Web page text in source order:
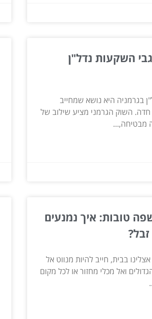
השקעות נדל"ן
בגרמניה היא נושא שמחייב
השוק הגרמני מציע שילוב של
מבטיחה,...
טובות: איך נמנעים
בבית, חייב להיות מנווט אל
ואל מכלי מחזור או לכל מקום